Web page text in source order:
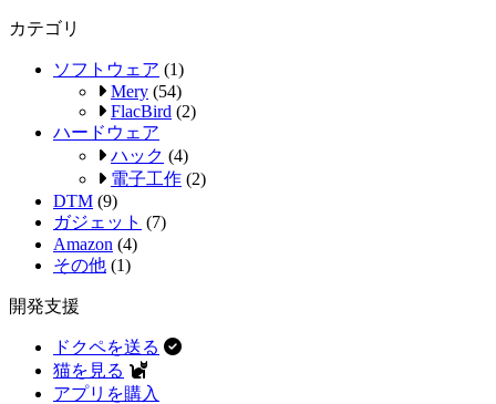
カテゴリ
ソフトウェア (1)
Mery (54)
FlacBird (2)
ハードウェア
ハック (4)
電子工作 (2)
DTM (9)
ガジェット (7)
Amazon (4)
その他 (1)
開発支援
ドクペを送る
猫を見る
アプリを購入